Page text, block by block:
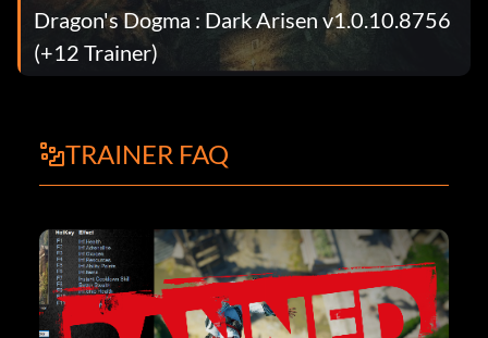
Dragon's Dogma : Dark Arisen v1.0.10.8756
(+12 Trainer)
TRAINER FAQ